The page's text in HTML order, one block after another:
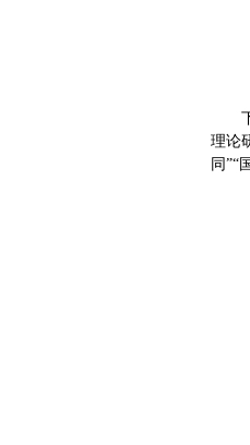
理论
同”“